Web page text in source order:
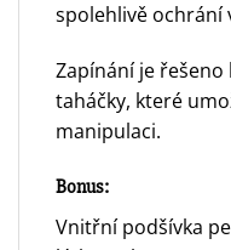
spolehlivě ochrání
Zapínání je řešeno
taháčky, které
manipulaci.
Bonus:
Vnitřní podšívka